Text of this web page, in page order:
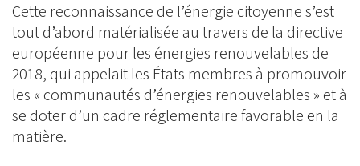
Cette reconnaissance de l’énergie citoyenne s’est
tout d’abord matérialisée au travers de la directive
européenne pour les énergies renouvelables de
2018, qui appelait les États membres à promouvoir
les « communautés d’énergies renouvelables » et à
se doter d’un cadre réglementaire favorable en la
matière.